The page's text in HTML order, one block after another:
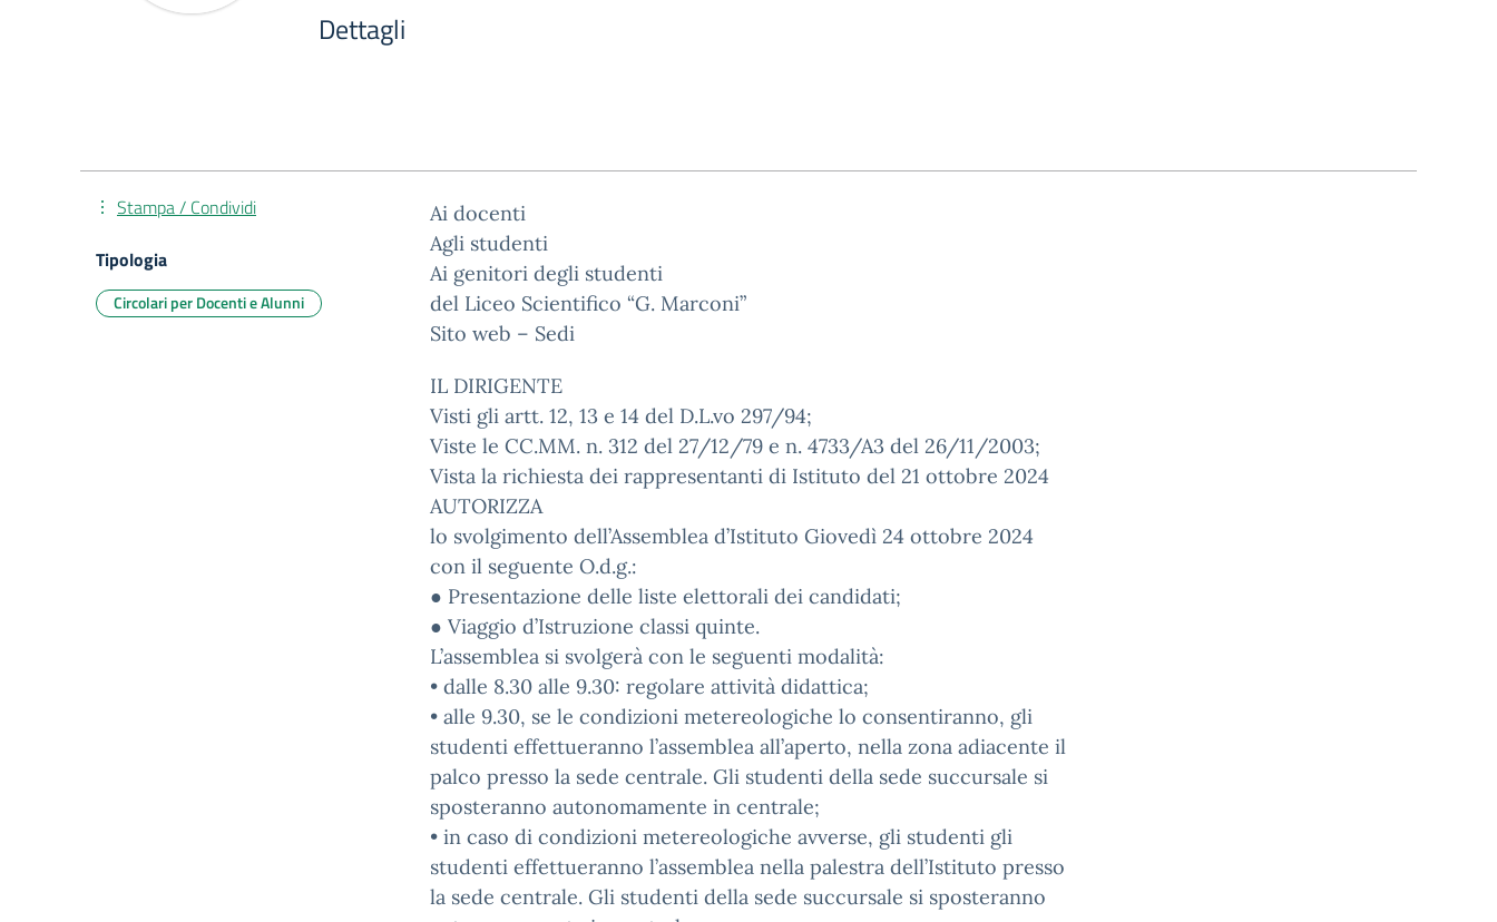
Dettagli
Ai docenti
Agli studenti
Ai genitori degli studenti
del Liceo Scientifico “G. Marconi”
Sito web – Sedi
IL DIRIGENTE
Visti gli artt. 12, 13 e 14 del D.L.vo 297/94;
Viste le CC.MM. n. 312 del 27/12/79 e n. 4733/A3 del 26/11/2003;
Vista la richiesta dei rappresentanti di Istituto del 21 ottobre 2024
AUTORIZZA
lo svolgimento dell’Assemblea d’Istituto Giovedì 24 ottobre 2024
con il seguente O.d.g.:
● Presentazione delle liste elettorali dei candidati;
● Viaggio d’Istruzione classi quinte.
L’assemblea si svolgerà con le seguenti modalità:
• dalle 8.30 alle 9.30: regolare attività didattica;
• alle 9.30, se le condizioni metereologiche lo consentiranno, gli
studenti effettueranno l’assemblea all’aperto, nella zona adiacente il
palco presso la sede centrale. Gli studenti della sede succursale si
sposteranno autonomamente in centrale;
• in caso di condizioni metereologiche avverse, gli studenti gli
studenti effettueranno l’assemblea nella palestra dell’Istituto presso
la sede centrale. Gli studenti della sede succursale si sposteranno
Stampa / Condividi
Tipologia
Circolari per Docenti e Alunni